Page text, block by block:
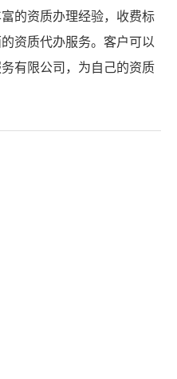
的资质办理经验，收费标
资质代办服务。客户可以
有限公司，为自己的资质